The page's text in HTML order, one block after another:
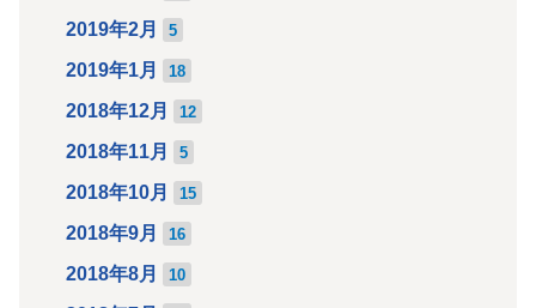
2019年2月 5
2019年1月 18
2018年12月 12
2018年11月 5
2018年10月 15
2018年9月 16
2018年8月 10